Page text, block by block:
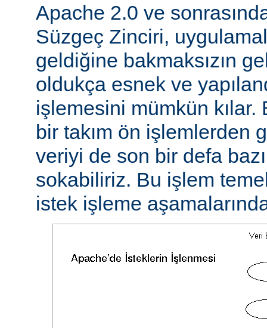
Apache 2.0 ve
Süzgeç Zinciri,
geldiğine bakmaksızın
oldukça esnek ve
işlemesini mümkün
bir takım ön işlemlerden
veriyi de son bir defa
sokabiliriz. Bu işlem
istek işleme